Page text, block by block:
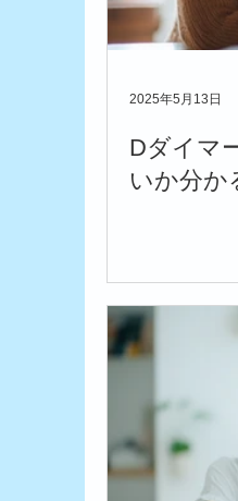
Dダイマ
いか分か
2025年5月13日